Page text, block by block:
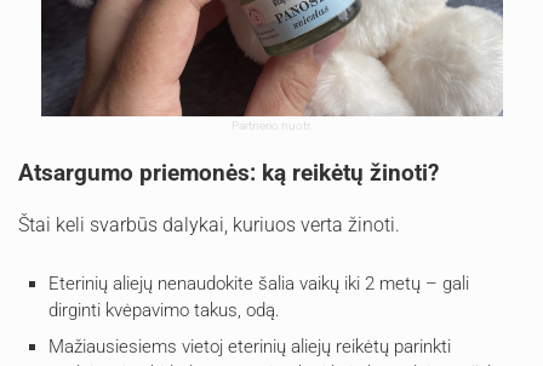
Partnerio nuotr.
Atsargumo priemonės: ką reikėtų žinoti?
Štai keli svarbūs dalykai, kuriuos verta žinoti.
Eterinių aliejų nenaudokite šalia vaikų iki 2 metų – gali
dirginti kvėpavimo takus, odą.
Mažiausiesiems vietoj eterinių aliejų reikėtų parinkti